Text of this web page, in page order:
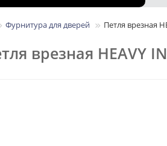
Фурнитура для дверей Петля врезная
врезная HEAVY